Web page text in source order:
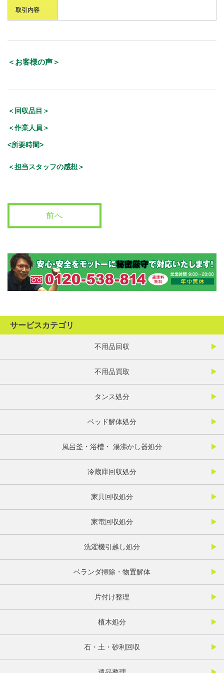
取引内容
＜お客様の声＞
＜回収品目＞
＜作業人員＞
<所要時間>
＜担当スタッフの感想＞
前へ
サービスカテゴリ
不用品回収
不用品買取
タンス処分
ベッド解体処分
風呂釜・浴槽・ 湯沸かし器処分
冷蔵庫回収処分
家具回収処分
家電回収処分
洗濯機引越し処分
ベランダ掃除・物置解体
片付け整理
植木処分
石・土・砂利回収